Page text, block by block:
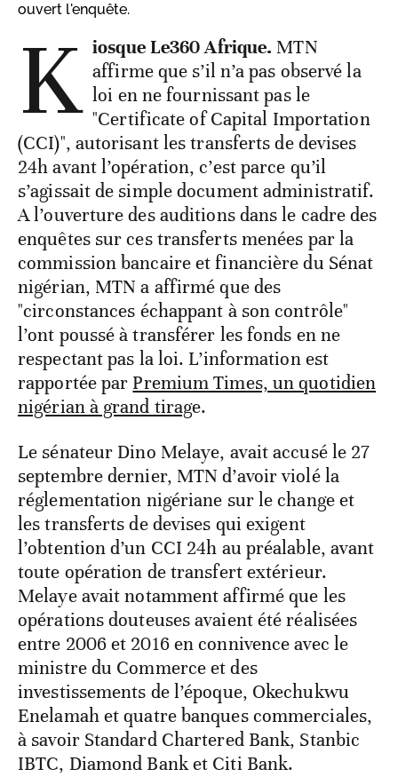
ouvert l'enquête.
K iosque Le360 Afrique. MTN
affirme que s’il n’a pas observé la
loi en ne fournissant pas le
"Certificate of Capital Importation
(CCI)", autorisant les transferts de devises
24h avant l’opération, c’est parce qu’il
s’agissait de simple document administratif.
A l’ouverture des auditions dans le cadre des
enquêtes sur ces transferts menées par la
commission bancaire et financière du Sénat
nigérian, MTN a affirmé que des
"circonstances échappant à son contrôle"
l’ont poussé à transférer les fonds en ne
respectant pas la loi. L’information est
rapportée par Premium Times, un quotidien
nigérian à grand tirage.
Le sénateur Dino Melaye, avait accusé le 27
septembre dernier, MTN d’avoir violé la
réglementation nigériane sur le change et
les transferts de devises qui exigent
l’obtention d’un CCI 24h au préalable, avant
toute opération de transfert extérieur.
Melaye avait notamment affirmé que les
opérations douteuses avaient été réalisées
entre 2006 et 2016 en connivence avec le
ministre du Commerce et des
investissements de l’époque, Okechukwu
Enelamah et quatre banques commerciales,
à savoir Standard Chartered Bank, Stanbic
IBTC, Diamond Bank et Citi Bank.